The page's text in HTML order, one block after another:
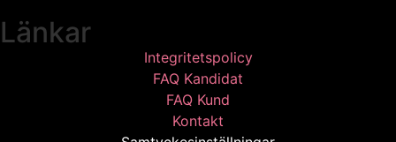
Länkar
Integritetspolicy
FAQ Kandidat
FAQ Kund
Kontakt